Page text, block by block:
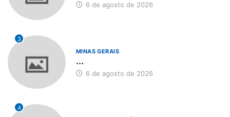
6 de agosto de 2026
3
MINAS GERAIS
...
6 de agosto de 2026
4